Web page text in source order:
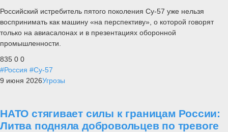
Российский истребитель пятого поколения Су-57 уже нельзя
воспринимать как машину «на перспективу», о которой говорят
только на авиасалонах и в презентациях оборонной
промышленности.
835 0 0
#Россия #Су-57
9 июня 2026Угрозы
НАТО стягивает силы к границам России:
Литва подняла добровольцев по тревоге